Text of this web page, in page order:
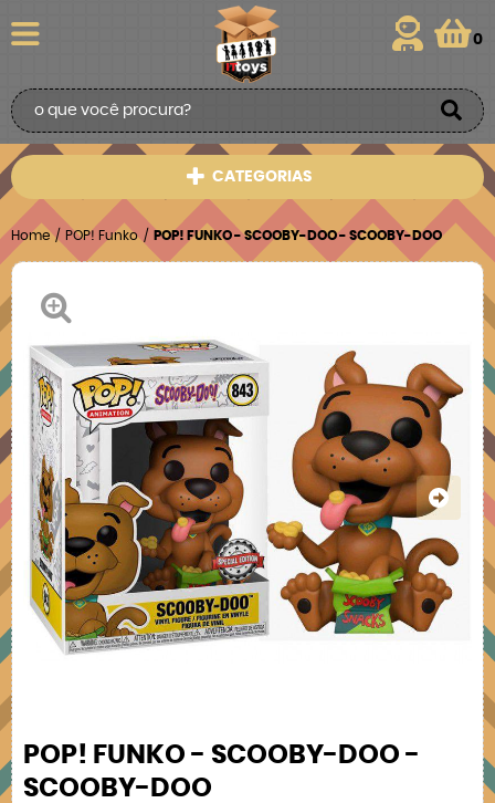
0
CATEGORIAS
Home POP! Funko POP! FUNKO - SCOOBY-DOO - SCOOBY-DOO
POP! FUNKO - SCOOBY-DOO -
SCOOBY-DOO